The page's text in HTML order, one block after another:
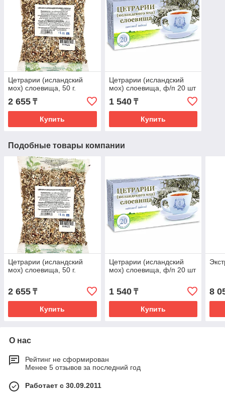
Цетрарии (исландский
мох) слоевища, 50 г.
2 655 ₸
Купить
Цетрарии (исландский
мох) слоевища, ф/п 20 шт
1 540₸
Купить
Подобные товары компании
Цетрарии (исландский
мох) слоевища, 50 г.
2 655 ₸
Купить
Цетрарии (исландский
мох) слоевища, ф/п 20 шт
1 540₸
Купить
8
О нас
Рейтинг не сформирован
Менее 5 отзывов за последний год
Работает с 30.09.2011